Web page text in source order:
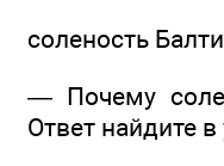
соленость
— Почему
Ответ найдите в